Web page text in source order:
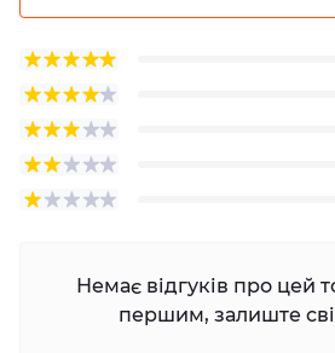
Немає відгуків про цей
першим, залиште